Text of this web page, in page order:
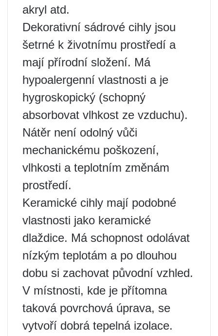
akryl atd.
Dekorativní sádrové cihly jsou
šetrné k životnímu prostředí a
mají přírodní složení. Má
hypoalergenní vlastnosti a je
hygroskopický (schopný
absorbovat vlhkost ze vzduchu).
Nátěr není odolný vůči
mechanickému poškození,
vlhkosti a teplotním změnám
prostředí.
Keramické cihly mají podobné
vlastnosti jako keramické
dlaždice. Má schopnost odolávat
nízkým teplotám a po dlouhou
dobu si zachovat původní vzhled.
V místnosti, kde je přítomna
taková povrchová úprava, se
vytvoří dobrá tepelná izolace.